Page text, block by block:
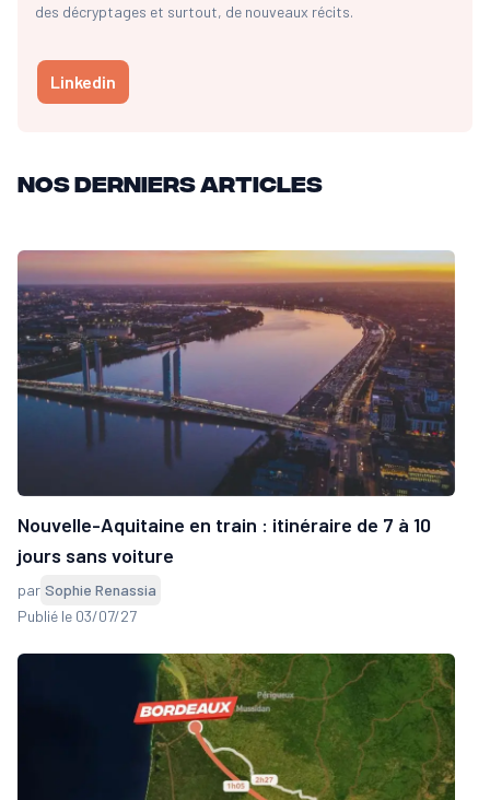
des décryptages et surtout, de nouveaux récits.
Linkedin
Nos derniers articles
Nouvelle-Aquitaine en train : itinéraire de 7 à 10
jours sans voiture
par Sophie Renassia
Publié le 03/07/27